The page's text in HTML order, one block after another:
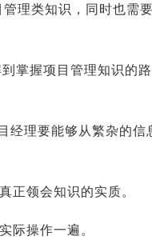
理类知识，同时也需
掌握项目管理知识的
经理要能够从繁杂的
正领会知识的实质。
际操作一遍。